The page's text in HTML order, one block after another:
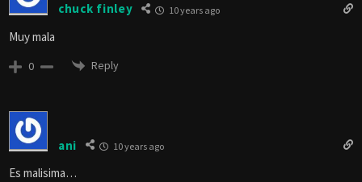
chuck finley 10 years ago
Muy mala
0 Reply
ani 10 years ago
Es malisima…